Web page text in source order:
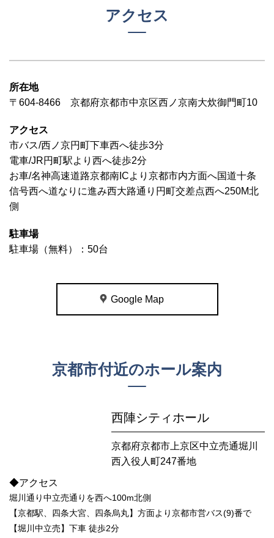
アクセス
所在地
〒604-8466 京都府京都市中京区西ノ京南大炊御門町10
アクセス
市バス/西ノ京円町下車西へ徒歩3分
電車/JR円町駅より西へ徒歩2分
お車/名神高速道路京都南ICより京都市内方面へ国道十条
信号西へ道なりに進み西大路通り円町交差点西へ250M北
側
駐車場
駐車場（無料）：50台
Google Map
京都市付近のホール案内
西陣シティホール
京都府京都市上京区中立売通堀川
西入役人町247番地
◆アクセス
堀川通り中立売通りを西へ100m北側
【京都駅、四条大宮、四条烏丸】方面より京都市営バス(9)番で
【堀川中立売】下車 徒歩2分